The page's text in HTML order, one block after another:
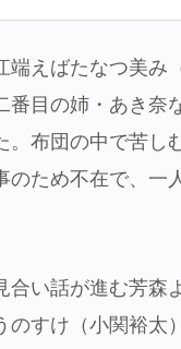
端えばたなつ美み
目の姉・あき奈
。布団の中で苦し
のため不在で、一
合い話が進む芳森
のすけ（小関裕太